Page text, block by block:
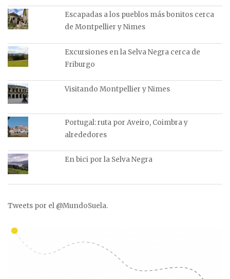
Escapadas a los pueblos más bonitos cerca
de Montpellier y Nimes
Excursiones en la Selva Negra cerca de
Friburgo
Visitando Montpellier y Nimes
Portugal: ruta por Aveiro, Coimbra y
alrededores
En bici por la Selva Negra
Tweets por el @MundoSuela.